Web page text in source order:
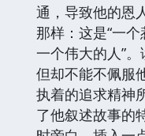
通，导致他的恩
那样：这是“一
一个伟大的人”
但却不能不佩服
执着的追求精神
了他叙述故事的